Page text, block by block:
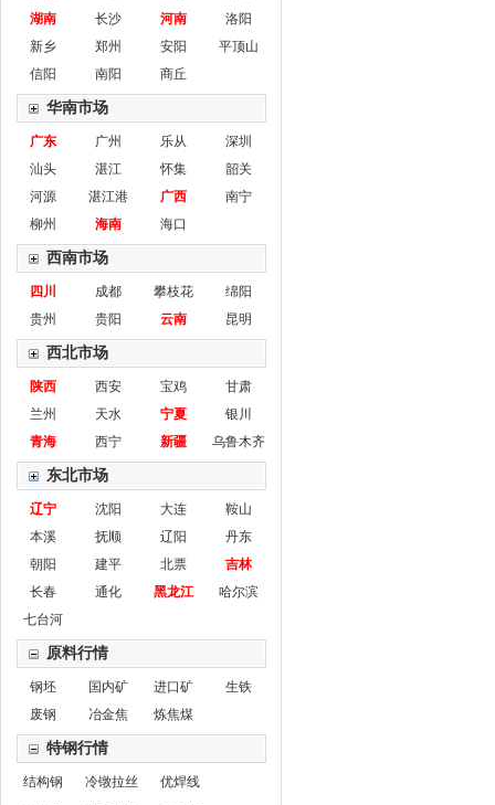
湖南
长沙 河南
洛阳
新乡
郑州 安阳
平顶山
信阳
南阳 商丘
华南市场
广东 广州 乐从
深圳
汕头
湛江 怀集
韶关
河源
湛江港 广西
南宁
柳州
海南 海口
西南市场
四川 成都 攀枝花
绵阳
贵州
贵阳 云南 昆明
西北市场
陕西 西安 宝鸡
甘肃
兰州
天水 宁夏
银川
青海
西宁 新疆 乌鲁木齐
东北市场
辽宁 沈阳 大连
鞍山
本溪
抚顺 辽阳
丹东
朝阳
建平 北票
吉林
长春
通化 黑龙江
哈尔滨
七台河
原料行情
钢坯 国内矿 进口矿
生铁
废钢
冶金焦 炼焦煤
特钢行情
结构钢 冷镦拉丝 优焊线